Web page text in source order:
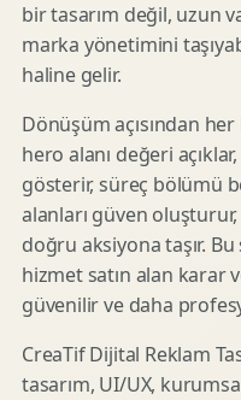
bir tasarım değil, uzun
marka yönetimini
haline gelir.
Dönüşüm açısından
hero alanı değeri
gösterir, süreç bölümü
alanları güven oluşturur,
doğru aksiyona taşır.
hizmet satın alan karar
güvenilir ve daha
CreaTif Dijital Reklam
tasarım, UI/UX,